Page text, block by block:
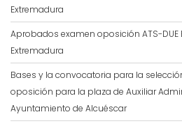
Extremadura
Aprobados examen oposición ATS-DUE
Extremadura
Bases y la convocatoria para la
oposición para la plaza de Auxiliar
Ayuntamiento de Alcuéscar